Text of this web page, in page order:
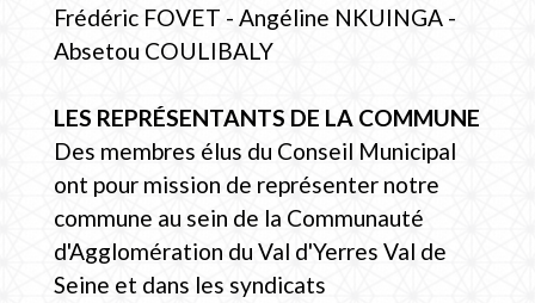
Frédéric FOVET - Angéline NKUINGA -
Absetou COULIBALY
LES REPRÉSENTANTS DE LA COMMUNE
Des membres élus du Conseil Municipal
ont pour mission de représenter notre
commune au sein de la Communauté
d'Agglomération du Val d'Yerres Val de
Seine et dans les syndicats